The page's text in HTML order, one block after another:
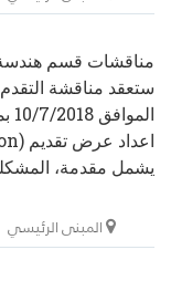
مناقشات قسم هندسة
ستعقد مناقشة التقدم
يشمل مقدمة،
المبنى الرئيسي